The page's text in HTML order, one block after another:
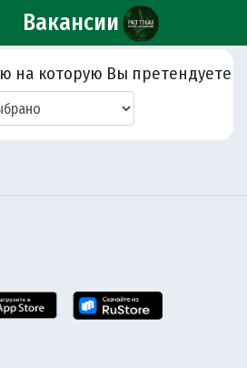
Вакансии
на которую Вы претендуете